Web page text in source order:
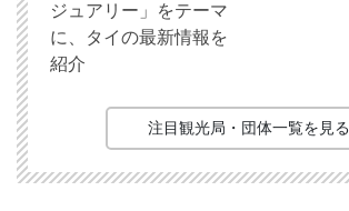
ジュアリー」をテーマ
に、タイの最新情報を
紹介
注目観光局・団体一覧を見る